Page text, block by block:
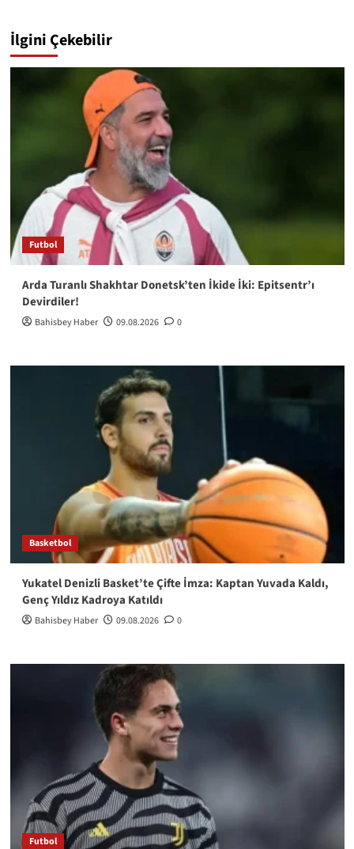
İlgini Çekebilir
Futbol
Arda Turanlı Shakhtar Donetsk’ten İkide İki: Epitsentr’ı
Devirdiler!
Bahisbey Haber 09.08.2026 0
Basketbol
Yukatel Denizli Basket’te Çifte İmza: Kaptan Yuvada Kaldı,
Genç Yıldız Kadroya Katıldı
Bahisbey Haber 09.08.2026 0
Futbol